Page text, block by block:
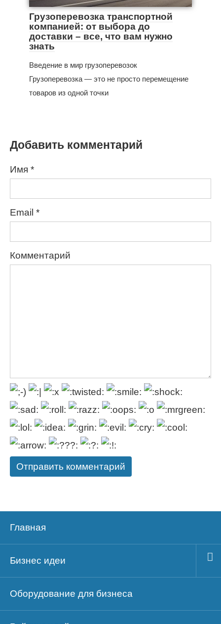
Грузоперевозка транспортной
компанией: от выбора до
доставки – все, что вам нужно
знать
Введение в мир грузоперевозок
Грузоперевозка — это не просто перемещение
товаров из одной точки
Добавить комментарий
Имя *
Email *
Комментарий
Главная
Бизнес идеи
Оборудование для бизнеса